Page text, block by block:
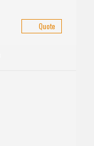
Quote